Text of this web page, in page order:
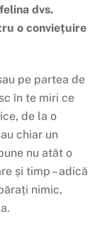
dvs.
o conviețuire
pe partea de
în te miri ce
de la o
chiar un
nu atât o
și timp – adică
nimic,